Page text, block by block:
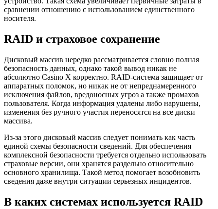
сравнении отношению с использованием единственного
носителя.
RAID и страховое сохранение
Дисковый массив нередко рассматривается словно полная
безопасность данных, однако такой вывод никак не
абсолютно Casino X корректно. RAID-система защищает от
аппаратных поломок, но никак не от непреднамеренного
исключения файлов, вредоносных угроз а также промахов
пользователя. Когда информация удалены либо нарушены,
изменения без ручного участия переносятся на все диски
массива.
Из-за этого дисковый массив следует понимать как часть
единой схемы безопасности сведений. Для обеспечения
комплексной безопасности требуется отдельно использовать
страховые версии, они хранятся раздельно относительно
основного хранилища. Такой метод помогает возобновить
сведения даже внутри ситуации серьезных инцидентов.
В каких системах используется RAID